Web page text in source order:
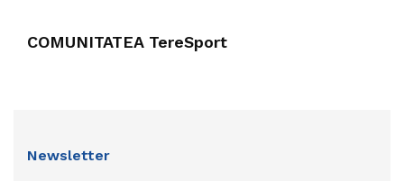
COMUNITATEA TereSport
Newsletter